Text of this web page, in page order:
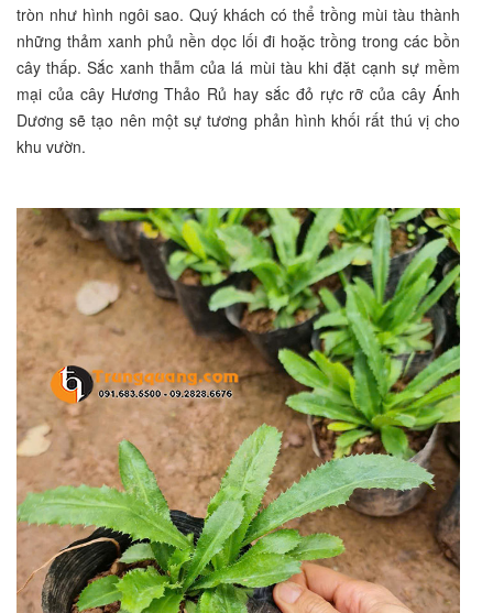
tròn như hình ngôi sao. Quý khách có thể trồng mùi tàu thành
những thảm xanh phủ nền dọc lối đi hoặc trồng trong các bồn
cây thấp. Sắc xanh thẫm của lá mùi tàu khi đặt cạnh sự mềm
mại của cây Hương Thảo Rủ hay sắc đỏ rực rỡ của cây Ánh
Dương sẽ tạo nên một sự tương phản hình khối rất thú vị cho
khu vườn.